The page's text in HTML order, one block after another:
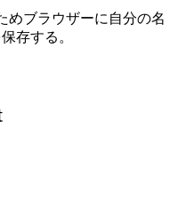
めブラウザーに自分の名
存する。